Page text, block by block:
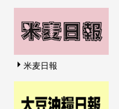
米麦日報